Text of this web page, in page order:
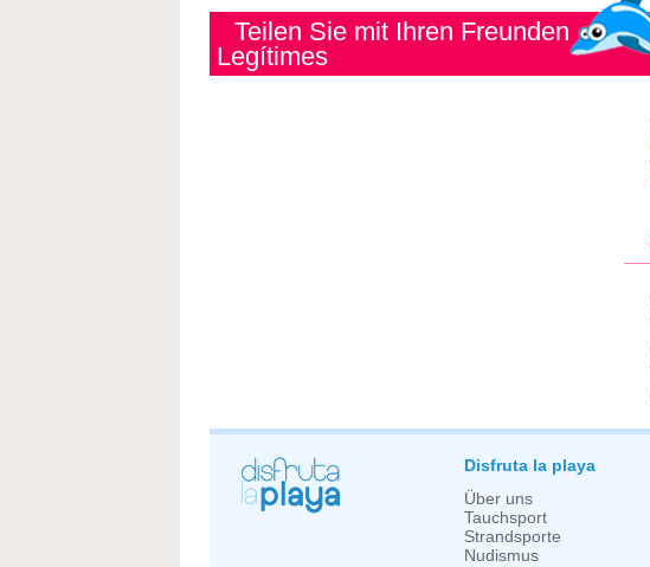
Teilen Sie mit Ihren Freunden
Legítimes
Disfruta la playa
Über uns
Tauchsport
Strandsporte
Nudismus